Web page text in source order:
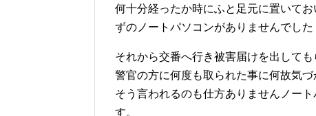
何十分経ったか時にふと足元に置いて
ずのノートパソコンがありませんでした
それから交番へ行き被害届けを出しても
警官の方に何度も取られた事に何故気
そう言われるのも仕方ありませんノー
す。